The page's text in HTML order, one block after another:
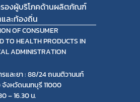
องผู้บริโภคด้านผลิตภัณฑ์
ละท้องถิ่น
OF CONSUMER
TO HEALTH PRODUCTS IN
ADMINISTRATION
และยา : 88/24 ถนนติวานนท์
งหวัดนนทบุรี 11000
– 16.30 น.